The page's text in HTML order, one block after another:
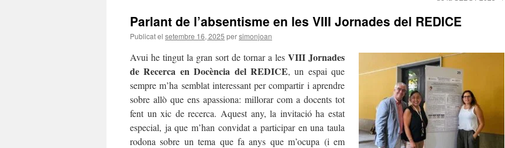
Parlant de l’absentisme en les VIII Jornades del REDICE
Publicat el setembre 16, 2025 persimonjoan
Avui he tingut la gran sort de tornar a les VIII Jornades
de Recerca en Docència del REDICE, un espai que
sempre m’ha semblat interessant per compartir i aprendre
sobre allò que ens apassiona: millorar com a docents tot
fent un xic de recerca. Aquest any, la invitació ha estat
especial, ja que m’han convidat a participar en una taula
rodona sobre un tema que fa anys que m’ocupa (i em